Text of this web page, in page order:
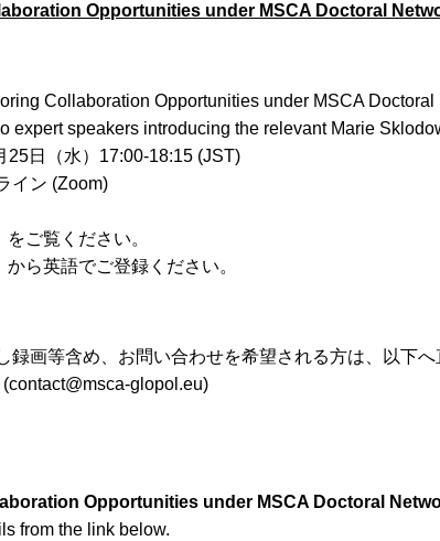
Opportunities under MSCA Doctoral
Collaboration Opportunities under MSCA
expert speakers introducing the relevant Marie
25日（水）17:00-18:15 (JST)
イン (Zoom)
をご覧ください。
から英語でご登録ください。
録画等含め、お問い合わせを希望される方は、以下
(contact@msca-glopol.eu)
Opportunities under MSCA Doctoral
from the link below.